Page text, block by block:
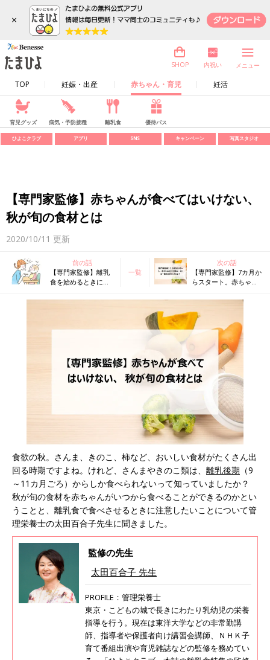
×
TOP 妊娠・出産 赤ちゃん・育児 妊活
SHOP 内祝い メニュー
育児グッズ 病気・予防接種 離乳食 優待パス
ひよこクラブ アプリ SNS キャンペーン 写真スタジオ
【専門家監修】赤ちゃんが食べてはいけない、
秋が旬の食材とは
2020/10/11 更新
前の話
【専門家監修】離乳
食を始めるときに、
いことって？
一覧
次の話
【専門家監修】7カ月か
らスタート。赤ちゃん
ー飲みのポイントと
は？
食欲の秋。さんま、きのこ、柿など、おいしい食材がたくさん出
回る時期ですよね。けれど、さんまやきのこ類は、 離乳後期 （9
～11カ月ごろ）からしか食べられないって知っていましたか？
秋が旬の食材を赤ちゃんがいつから食べることができるのかとい
うことと、離乳食で食べさせるときに注意したいことについて管
理栄養士の太田百合子先生に聞きました。
監修の先生
太田百合子 先生
PROFILE：管理栄養士
東京・こどもの城で長きにわたり乳幼児の栄養
指導を行う。現在は東洋大学などの非常勤講
師、指導者や保護者向け講習会講師、ＮＨＫ子
育て番組出演や育児雑誌などの監修を務めてい